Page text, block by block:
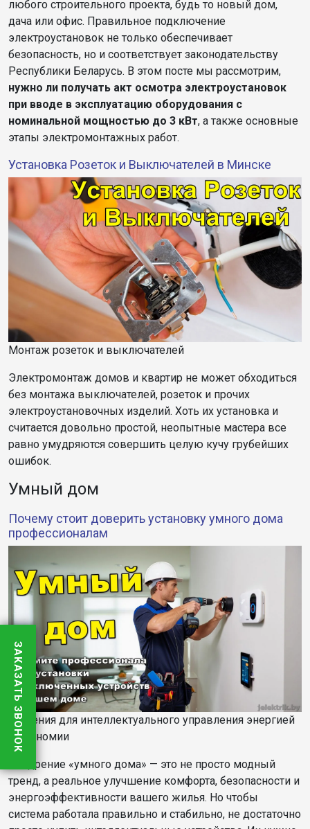
любого строительного проекта, будь то новый дом,
дача или офис. Правильное подключение
электроустановок не только обеспечивает
безопасность, но и соответствует законодательству
Республики Беларусь. В этом посте мы рассмотрим,
нужно ли получать акт осмотра электроустановок
при вводе в эксплуатацию оборудования с
номинальной мощностью до 3 кВт, а также основные
этапы электромонтажных работ.
Установка Розеток и Выключателей в Минске
Монтаж розеток и выключателей
Электромонтаж домов и квартир не может обходиться
без монтажа выключателей, розеток и прочих
электроустановочных изделий. Хоть их установка и
считается довольно простой, неопытные мастера все
равно умудряются совершить целую кучу грубейших
ошибок.
Умный дом
Почему стоит доверить установку умного дома
профессионалам
Решения для интеллектуального управления энергией
и экономии
Внедрение «умного дома» — это не просто модный
тренд, а реальное улучшение комфорта, безопасности и
энергоэффективности вашего жилья. Но чтобы
система работала правильно и стабильно, не достаточно
ЗАКАЗАТЬ ЗВОНОК